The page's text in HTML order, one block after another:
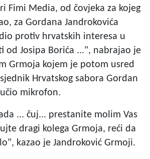
Fimi Media, od čovjeka za kojeg
za Gordana Jandrokovića
protiv hrvatskih interesa u
od Josipa Borića ...", nabrajao je
Grmoja kojem je potom usred
Hrvatskog sabora Gordan
mikrofon.
... čuj... prestanite molim Vas
dragi kolega Grmoja, reći da
kazao je Jandroković Grmoji.